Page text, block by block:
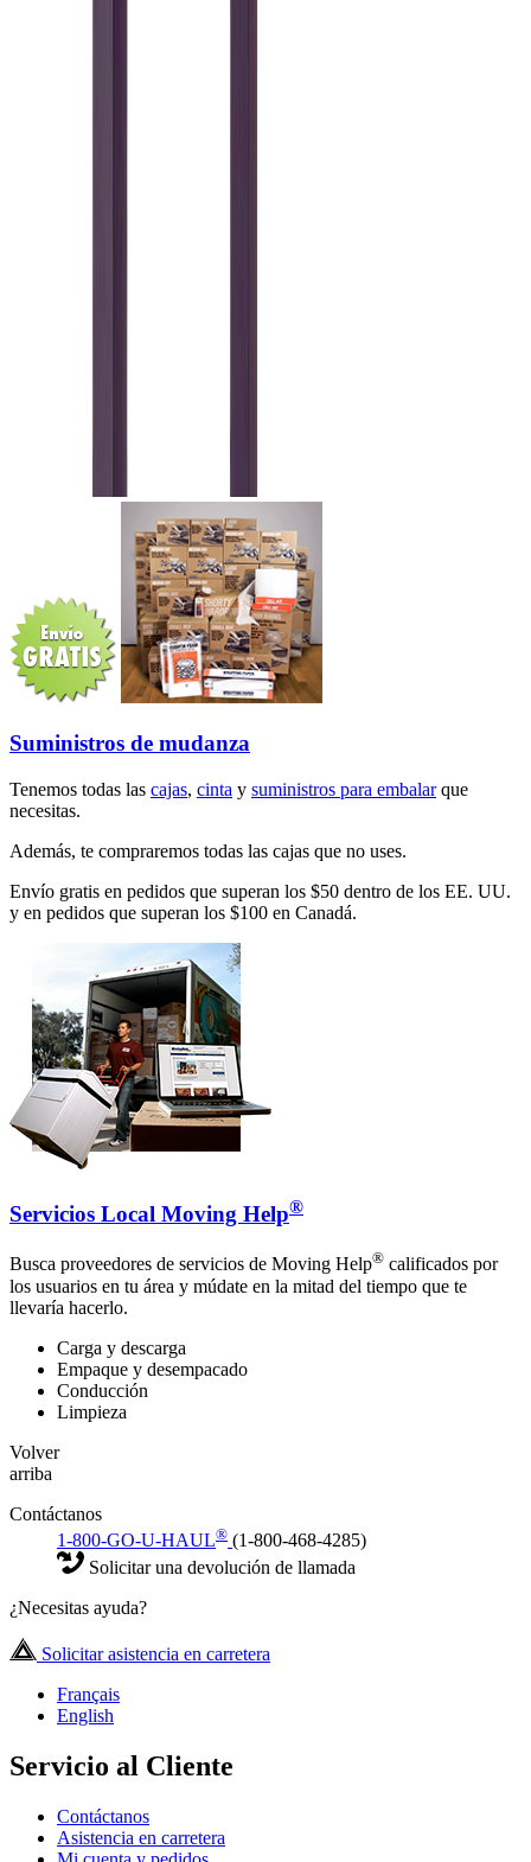
Suministros de mudanza
Tenemos todas las cajas, cinta y suministros para embalarque
necesitas.
Además, te compraremos todas las cajas que no uses.
Envío gratis en pedidos que superan los $50 dentro de los EE. UU.
y en pedidos que superan los $100 en Canadá.
Servicios Local Moving Help®
Busca proveedores de servicios de Moving Help® calificados por
los usuarios en tu área y múdate en la mitad del tiempo que te
llevaría hacerlo.
Carga y descarga
Empaque y desempacado
Conducción
Limpieza
Volver
arriba
Contáctanos
1-800-GO-U-HAUL® (1-800-468-4285)
Solicitar una devolución de llamada
¿Necesitas ayuda?
Solicitar asistencia en carretera
Français
English
Servicio al Cliente
Contáctanos
Asistencia en carretera